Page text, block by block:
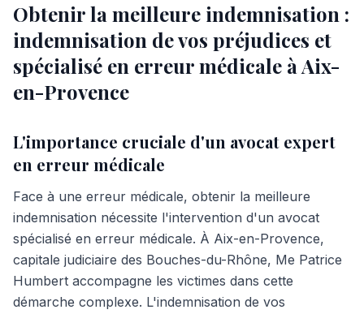
Obtenir la meilleure indemnisation :
indemnisation de vos préjudices et
spécialisé en erreur médicale à Aix-
en-Provence
L'importance cruciale d'un avocat expert
en erreur médicale
Face à une erreur médicale, obtenir la meilleure
indemnisation nécessite l'intervention d'un avocat
spécialisé en erreur médicale. À Aix-en-Provence,
capitale judiciaire des Bouches-du-Rhône, Me Patrice
Humbert accompagne les victimes dans cette
démarche complexe. L'indemnisation de vos